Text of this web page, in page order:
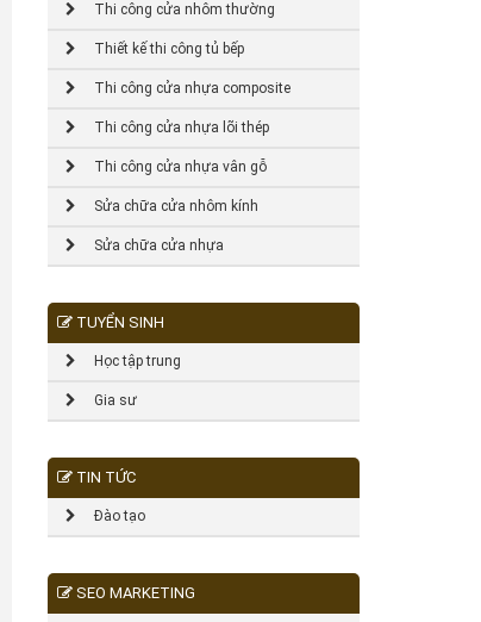
Thi công cửa nhôm thường
Thiết kế thi công tủ bếp
Thi công cửa nhựa composite
Thi công cửa nhựa lõi thép
Thi công cửa nhựa vân gỗ
Sửa chữa cửa nhôm kính
Sửa chữa cửa nhựa
TUYỂN SINH
Học tập trung
Gia sư
TIN TỨC
Đào tạo
SEO MARKETING